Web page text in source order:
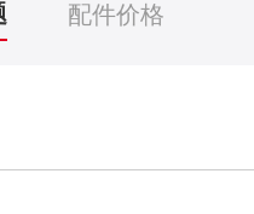
配件价格